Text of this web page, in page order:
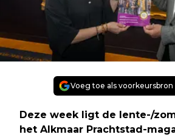
Voeg toe als voorkeursbron
Deze week ligt de lente-/
het Alkmaar Prachtstad-